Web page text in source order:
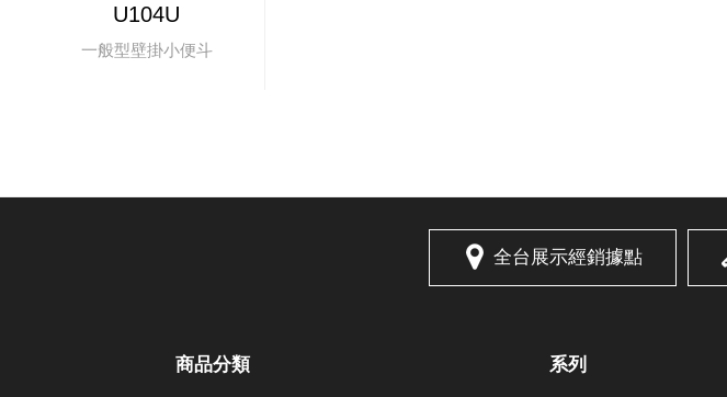
U104U
一般型壁掛小便斗
全台展示經銷據點
商品分類 系列